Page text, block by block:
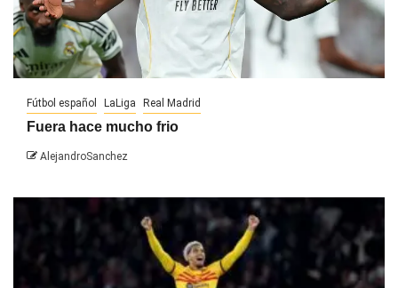
Fútbol español LaLiga Real Madrid
Fuera hace mucho frio
AlejandroSanchez